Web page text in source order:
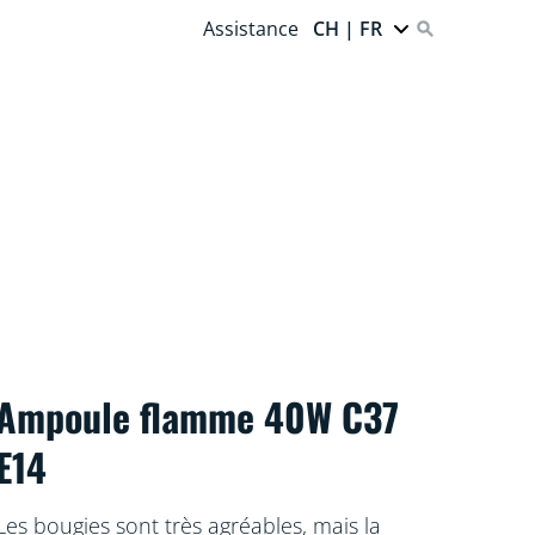
Assistance CH | FR
flamme 40W C37
bougies sont très agréables, mais la